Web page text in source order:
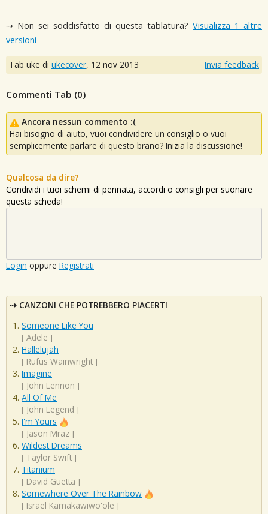
⇢ Non sei soddisfatto di questa tablatura? Visualizza 1 altre
versioni
Tab uke di ukecover, 12 nov 2013 Invia feedback
Commenti Tab (0)
Ancora nessun commento :(
Hai bisogno di aiuto, vuoi condividere un consiglio o vuoi
semplicemente parlare di questo brano? Inizia la discussione!
Qualcosa da dire?
Condividi i tuoi schemi di pennata, accordi o consigli per suonare
questa scheda!
Login oppure Registrati
CANZONI CHE POTREBBERO PIACERTI
Someone Like You
[ Adele ]
Hallelujah
[ Rufus Wainwright ]
Imagine
[ John Lennon ]
All Of Me
[ John Legend ]
I'm Yours
[ Jason Mraz ]
Wildest Dreams
[ Taylor Swift ]
Titanium
[ David Guetta ]
Somewhere Over The Rainbow
[ Israel Kamakawiwo'ole ]